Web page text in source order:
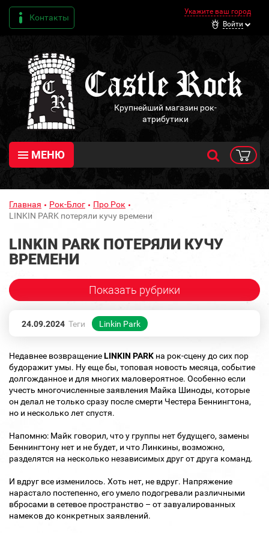
Контакты
Укажите ваш город
Войти
Крупнейший магазин рок-
атрибутики
МЕНЮ
Главная Рок-Блог
Про Рок
LINKIN PARK потеряли кучу времени
LINKIN PARK ПОТЕРЯЛИ КУЧУ
ВРЕМЕНИ
Показать рубрики
24.09.2024 Теги Linkin Park
Недавнее возвращениеLINKIN PARK на рок-сцену до сих пор
будоражит умы. Ну еще бы, топовая новость месяца, событие
долгожданное и для многих маловероятное. Особенно если
учесть многочисленные заявления Майка Шиноды, которые
он делал не только сразу после смерти Честера Беннингтона,
но и несколько лет спустя.
Напомню: Майк говорил, что у группы нет будущего, замены
Беннингтону нет и не будет, и что Линкины, возможно,
разделятся на несколько независимых друг от друга команд.
И вдруг все изменилось. Хоть нет, не вдруг. Напряжение
нарастало постепенно, его умело подогревали различными
вбросами в сетевое пространство – от завуалированных
намеков до конкретных заявлений.